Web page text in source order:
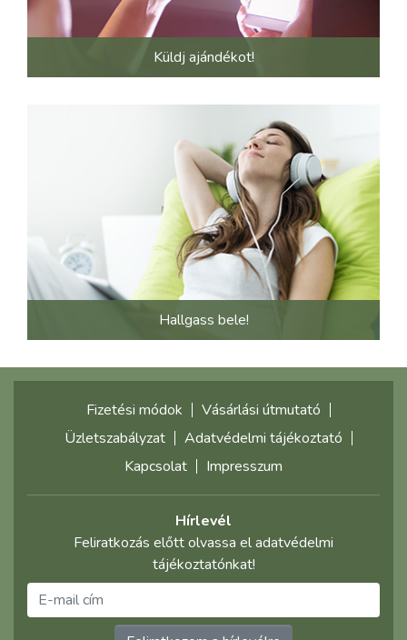
Küldj ajándékot!
Hallgass bele!
Fizetési módok
Vásárlási útmutató
Üzletszabályzat
Adatvédelmi tájékoztató
Kapcsolat
Impresszum
Hírlevél
Feliratkozás előtt olvassa el adatvédelmi
tájékoztatónkat!